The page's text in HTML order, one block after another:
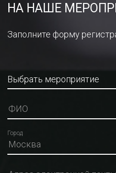
НА НАШЕ
Заполните форму
Город